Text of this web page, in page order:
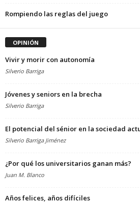
Rompiendo las reglas del juego
OPINIÓN
Vivir y morir con autonomía
Silverio Barriga
Jóvenes y seniors en la brecha
Silverio Barriga
El potencial del sénior en la sociedad
Silverio Barriga Jiménez
¿Por qué los universitarios ganan más?
Juan M. Blanco
Años felices, años difíciles